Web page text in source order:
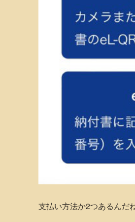
支払い方法か2つあるんだ